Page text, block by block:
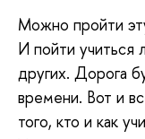
Можно пройти
И пойти учиться
других. Дорога
времени. Вот и
того, кто и как